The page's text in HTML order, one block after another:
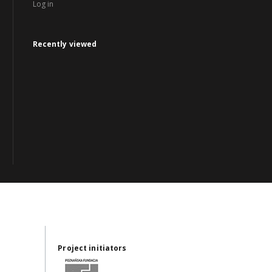
Log in
Recently viewed
Project initiators